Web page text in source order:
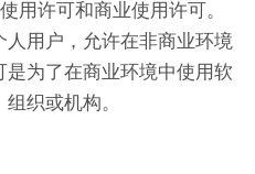
用许可和商业使用许可。
用户，允许在非商业环境
为了在商业环境中使用软
织或机构。